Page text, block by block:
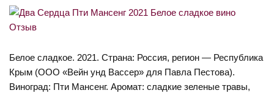
Белое сладкое. 2021. Страна: Россия, регион — Республика
Крым (ООО «Вейн унд Вассер» для Павла Пестова).
Виноград: Пти Мансенг. Аромат: сладкие зеленые травы,